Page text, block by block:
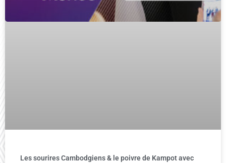
Les sourires Cambodgiens & le poivre de Kampot avec